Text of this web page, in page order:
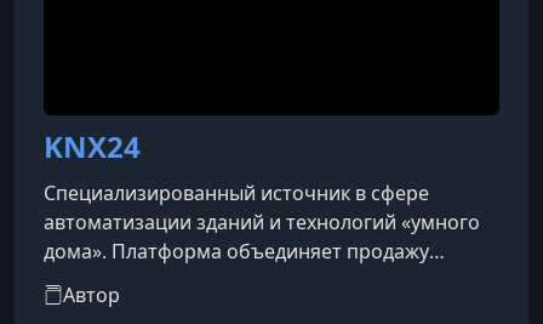
KNX24
Специализированный источник в сфере
автоматизации зданий и технологий «умного
дома». Платформа объединяет продажу
профессионального KNX-оборудования,
обучение специалистов и экспертную
Автор